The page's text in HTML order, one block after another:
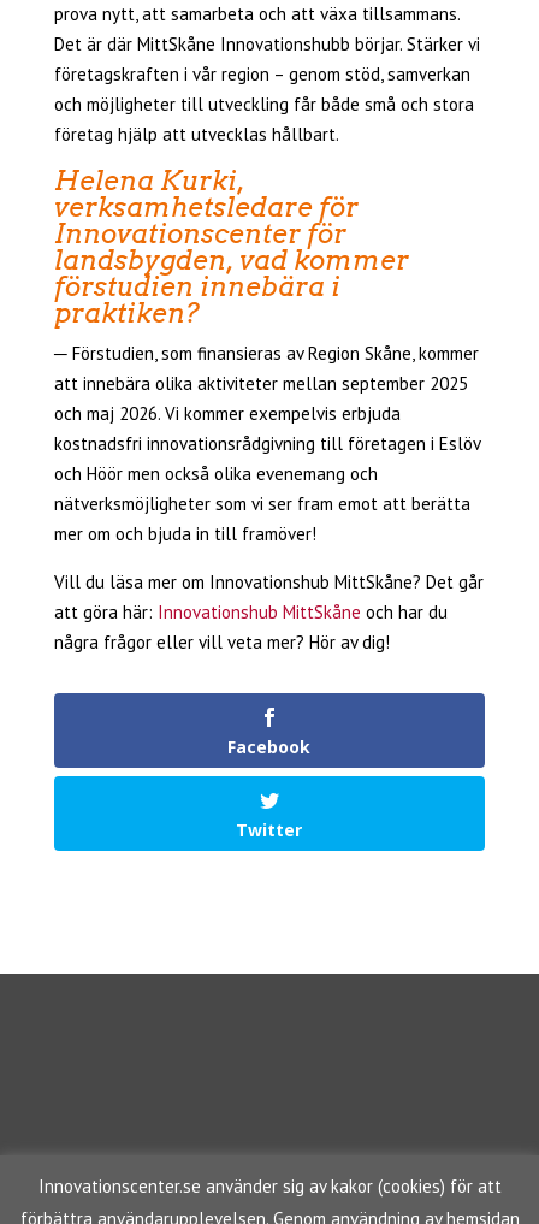
prova nytt, att samarbeta och att växa tillsammans.
Det är där MittSkåne Innovationshubb börjar. Stärker vi
företagskraften i vår region – genom stöd, samverkan
och möjligheter till utveckling får både små och stora
företag hjälp att utvecklas hållbart.
Helena Kurki,
verksamhetsledare för
Innovationscenter för
landsbygden, vad kommer
förstudien innebära i
praktiken?
─ Förstudien, som finansieras av Region Skåne, kommer
att innebära olika aktiviteter mellan september 2025
och maj 2026. Vi kommer exempelvis erbjuda
kostnadsfri innovationsrådgivning till företagen i Eslöv
och Höör men också olika evenemang och
nätverksmöjligheter som vi ser fram emot att berätta
mer om och bjuda in till framöver!
Vill du läsa mer om Innovationshub MittSkåne? Det går
att göra här: Innovationshub MittSkåne och har du
några frågor eller vill veta mer? Hör av dig!
Facebook
Twitter
Innovationscenter.se använder sig av kakor (cookies) för att
förbättra användarupplevelsen. Genom användning av hemsidan